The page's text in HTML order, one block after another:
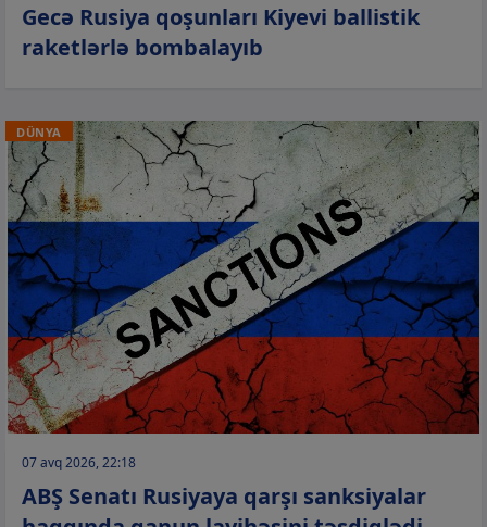
Gecə Rusiya qoşunları Kiyevi ballistik
raketlərlə bombalayıb
DÜNYA
07 avq 2026, 22:18
ABŞ Senatı Rusiyaya qarşı sanksiyalar